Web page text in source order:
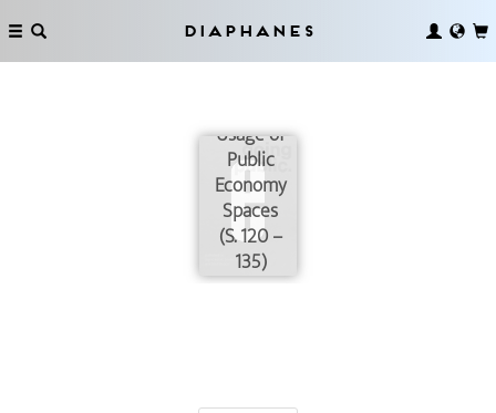
Diaphanes
Gabriela
Löffel’s
Usage of
Public
Economy
Spaces
(S. 120 –
135)